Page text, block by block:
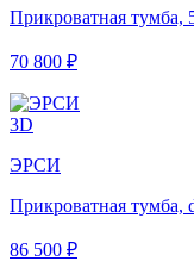
Прикроватная тумба,
70 800 ₽
3D
ЭРСИ
Прикроватная тумба,
86 500 ₽